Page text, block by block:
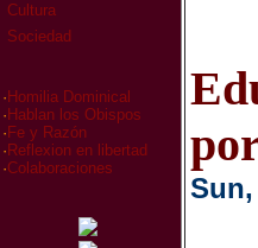
Cultura
Sociedad
· Homilia Dominical
· Hablan los Obispos
· Fe y Razón
· Reflexion en libertad
·Colaboraciones
Sun,